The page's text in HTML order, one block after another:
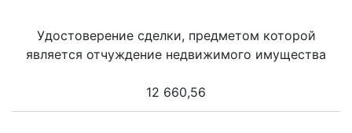
Удостоверение сделки, предметом которой
является отчуждение недвижимого имущества
12 660,56